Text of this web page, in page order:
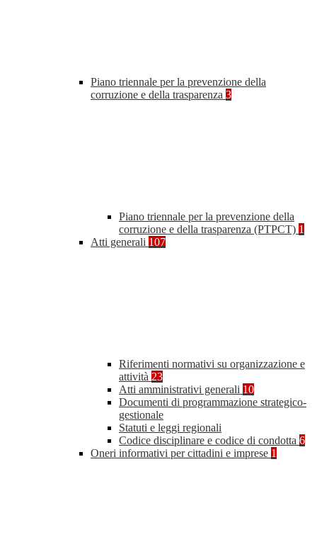
Piano triennale per la prevenzione della
corruzione e della trasparenza 3
Piano triennale per la prevenzione della
corruzione e della trasparenza (PTPCT) 1
Atti generali 107
Riferimenti normativi su organizzazione e
attività 23
Atti amministrativi generali 10
Documenti di programmazione strategico-
gestionale
Statuti e leggi regionali
Codice disciplinare e codice di condotta 6
Oneri informativi per cittadini e imprese 1